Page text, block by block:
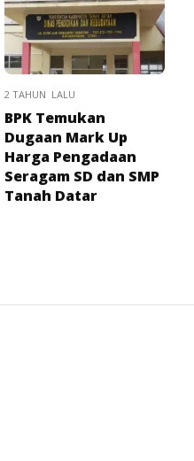
2 TAHUN LALU
BPK Temukan
Dugaan Mark Up
Harga Pengadaan
Seragam SD dan SMP
Tanah Datar